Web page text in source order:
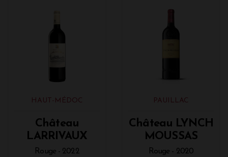
HAUT-MÉDOC
Château
LARRIVAUX
Rouge - 2022
PAUILLAC
Château LYNCH
MOUSSAS
Rouge - 2020